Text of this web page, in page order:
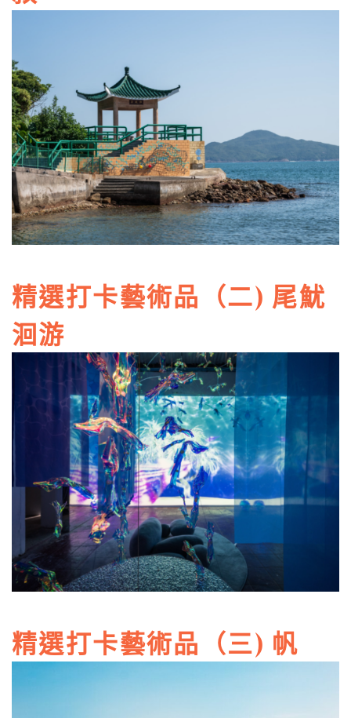
精選打卡藝術品（二) 尾魷
洄游
精選打卡藝術品（三) 帆